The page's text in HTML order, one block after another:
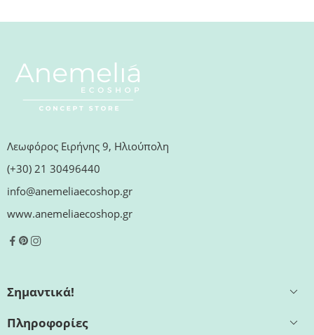
Λεωφόρος Ειρήνης 9, Ηλιούπολη
(+30) 21 30496440
info@anemeliaecoshop.gr
www.anemeliaecoshop.gr
Σημαντικά!
Πληροφορίες